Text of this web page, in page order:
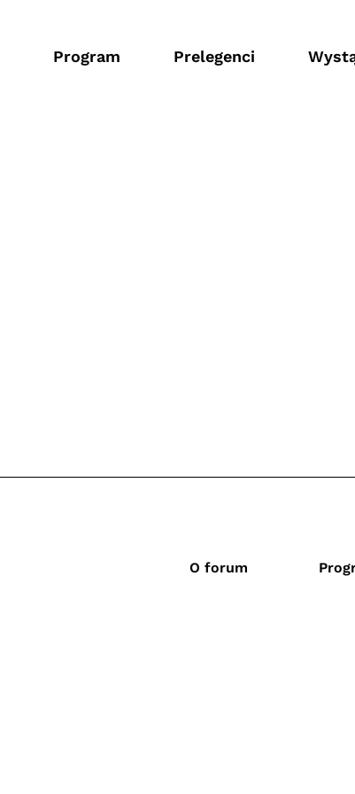
Program Prelegenci
O forum